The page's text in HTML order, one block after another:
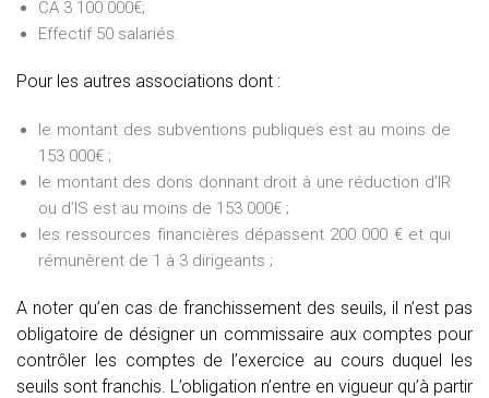
CA 3 100 000€;
Effectif 50 salariés.
Pour les autres associations dont :
le montant des subventions publiques est au moins de
153 000€ ;
le montant des dons donnant droit à une réduction d’IR
ou d’IS est au moins de 153 000€ ;
les ressources financières dépassent 200 000 € et qui
rémunèrent de 1 à 3 dirigeants ;
A noter qu’en cas de franchissement des seuils, il n’est pas
obligatoire de désigner un commissaire aux comptes pour
contrôler les comptes de l’exercice au cours duquel les
seuils sont franchis. L’obligation n’entre en vigueur qu’à partir